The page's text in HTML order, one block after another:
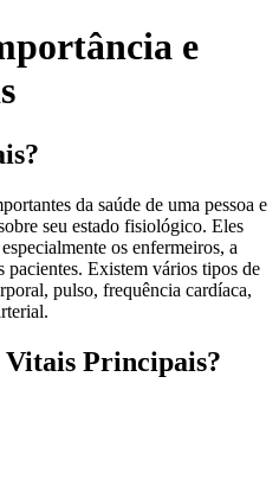
e
da saúde de uma pessoa e
seu estado fisiológico. Eles
os enfermeiros, a
Existem vários tipos de
pulso, frequência cardíaca,
Vitais Principais?